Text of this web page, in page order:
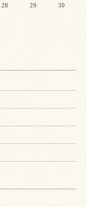
28 29 30